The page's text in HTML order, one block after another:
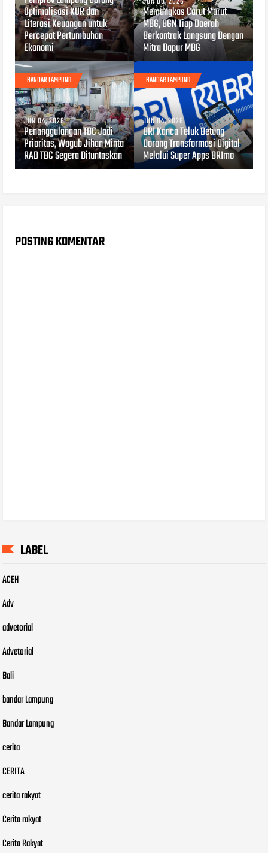
Optimalisasi KUR dan
Literasi Keuangan untuk
Percepat Pertumbuhan
Ekonomi
Memangkas Carut Marut
MBG, BGN Tiap Daerah
Berkontrak Langsung Dengan
Mitra Dapur MBG
BANDAR LAMPUNG
JUN 04, 2026
Penanggulangan TBC Jadi
Prioritas, Wagub Jihan Minta
RAD TBC Segera Dituntaskan
BANDAR LAMPUNG
JUN 04, 2026
BRI Kanca Teluk Betung
Dorong Transformasi Digital
Melalui Super Apps BRImo
POSTING KOMENTAR
LABEL
ACEH
Adv
advetorial
Advetorial
Bali
bandar Lampung
Bandar Lampung
cerita
CERITA
cerita rakyat
Cerita rakyat
Cerita Rakyat